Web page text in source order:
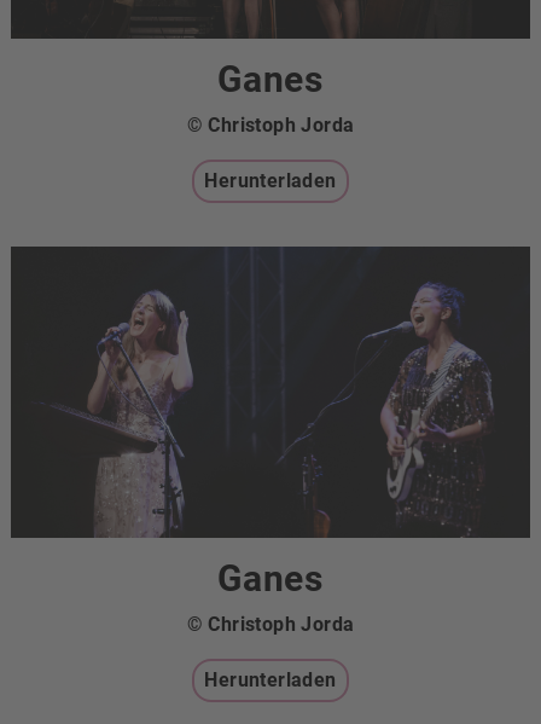
Ganes
© Christoph Jorda
Herunterladen
Ganes
© Christoph Jorda
Herunterladen